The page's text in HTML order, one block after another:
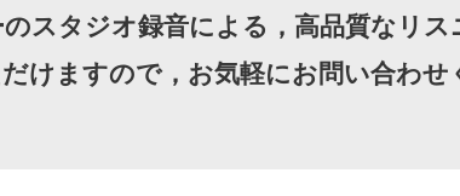
スタジオ録音による，高品質なリ
けますので，お気軽にお問い合わせ